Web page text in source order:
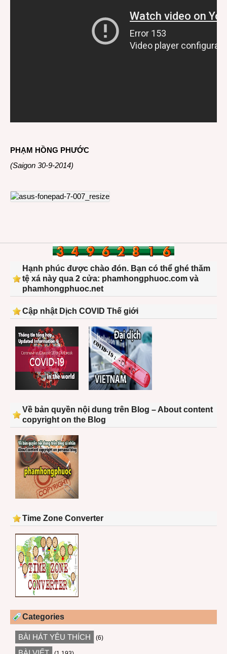
PHẠM HỒNG PHƯỚC
(Saigon 30-9-2014)
Hạnh phúc được chào đón. Bạn có thể ghé thăm
tệ xá này qua 2 cửa: phamhongphuoc.com và
phamhongphuoc.net
Cập nhật Dịch COVID Thế giới
Về bản quyền nội dung trên Blog – About content
copyright on the Blog
Time Zone Converter
Categories
BÀI HÁT YÊU THÍCH (6)